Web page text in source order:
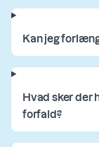
Kan jeg
Hvad sker der
forfald?